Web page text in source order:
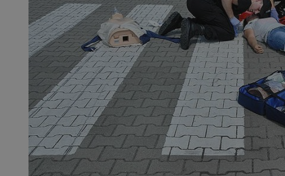
Niezbędne pliki cookie
zarządzanie kontem. Bez
Nazwa
SessID
QeSessID